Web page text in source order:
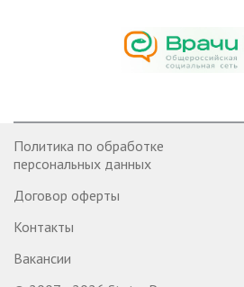
Политика по обработке
персональных данных
Договор оферты
Контакты
Вакансии